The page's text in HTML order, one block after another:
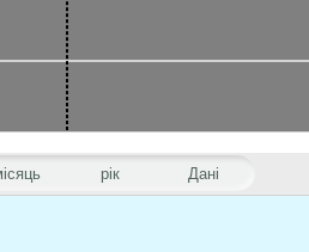
рік Дані